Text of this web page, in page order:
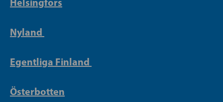
Nyland
Egentliga Finland
Österbotten